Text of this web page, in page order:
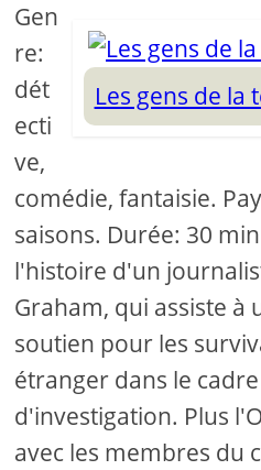
Les gens de la
Gen
re:
dét
ecti
ve,
comédie, fantaisie.
saisons. Durée: 30
l'histoire d'un
Graham, qui assiste à
soutien pour les
étranger dans le
d'investigation. Plus
avec les membres du